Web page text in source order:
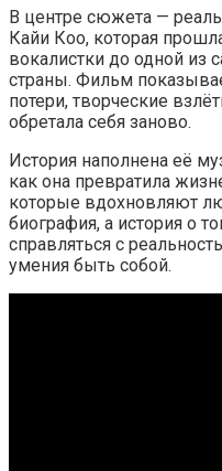
В центре сюжета —
Кайи Коо, которая
вокалистки до одной из
страны. Фильм
потери, творческие
обретала себя заново.
История наполнена её
как она превратила
которые вдохновляют
биография, а история о
справляться с
умения быть собой.